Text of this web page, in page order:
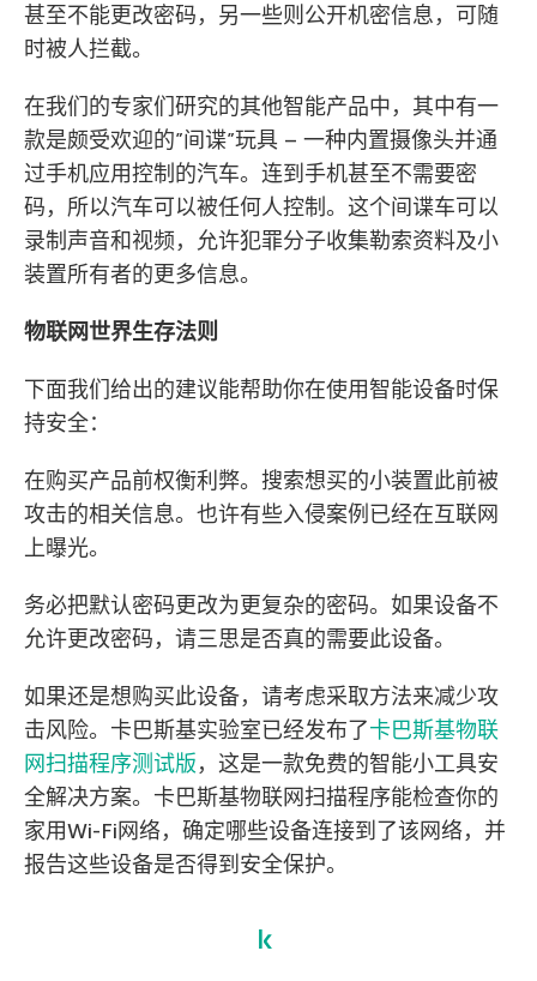
甚至不能更改密码，另一些则公开机密信息，可随
时被人拦截。
在我们的专家们研究的其他智能产品中，其中有一
款是颇受欢迎的”间谍”玩具 – 一种内置摄像头并通
过手机应用控制的汽车。连到手机甚至不需要密
码，所以汽车可以被任何人控制。这个间谍车可以
录制声音和视频，允许犯罪分子收集勒索资料及小
装置所有者的更多信息。
物联网世界生存法则
下面我们给出的建议能帮助你在使用智能设备时保
持安全：
在购买产品前权衡利弊。搜索想买的小装置此前被
攻击的相关信息。也许有些入侵案例已经在互联网
上曝光。
务必把默认密码更改为更复杂的密码。如果设备不
允许更改密码，请三思是否真的需要此设备。
如果还是想购买此设备，请考虑采取方法来减少攻
击风险。卡巴斯基实验室已经发布了卡巴斯基物联
网扫描程序测试版，这是一款免费的智能小工具安
全解决方案。卡巴斯基物联网扫描程序能检查你的
家用Wi-Fi网络，确定哪些设备连接到了该网络，并
报告这些设备是否得到安全保护。